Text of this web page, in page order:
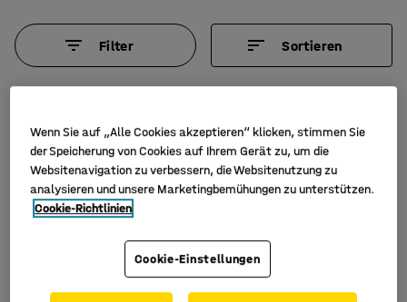
Filter Sortieren
6 Produkte
Wenn Sie auf „Alle Cookies akzeptieren“ klicken, stimmen Sie
der Speicherung von Cookies auf Ihrem Gerät zu, um die
Websitenavigation zu verbessern, die Websitenutzung zu
analysieren und unsere Marketingbemühungen zu unterstützen.
Cookie-Richtlinien
Cookie-Einstellungen